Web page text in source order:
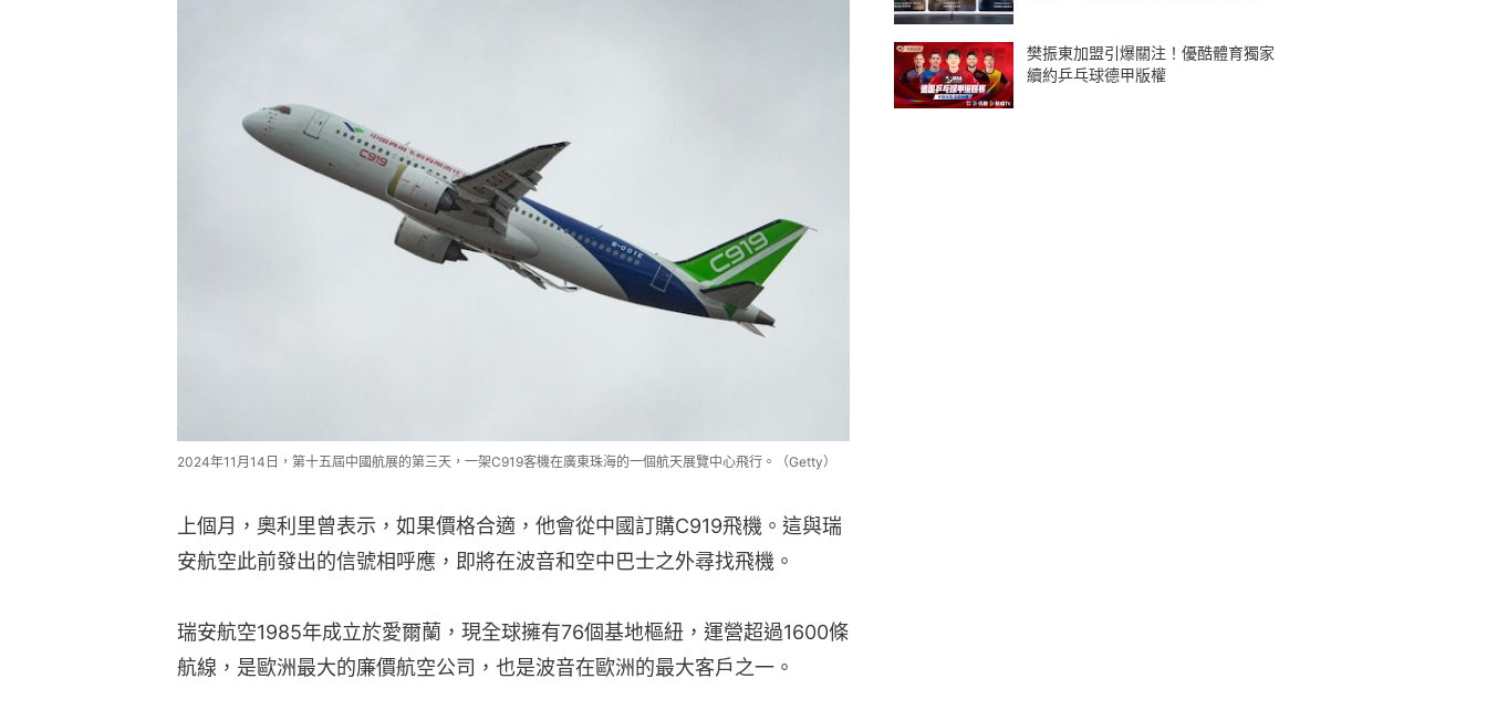
2024年11月14日，第十五屆中國航展的第三天，一架C919客機在廣東珠海的一個航天展覽中心飛行。（Getty）
上個月，奧利里曾表示，如果價格合適，他會從中國訂購C919飛機。這與瑞
安航空此前發出的信號相呼應，即將在波音和空中巴士之外尋找飛機。
瑞安航空1985年成立於愛爾蘭，現全球擁有76個基地樞紐，運營超過1600條
航線，是歐洲最大的廉價航空公司，也是波音在歐洲的最大客戶之一。
樊振東加盟引爆關注！優酷體育獨家
續約乒乓球德甲版權